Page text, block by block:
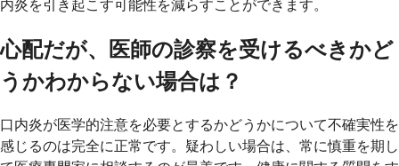
内炎を引き起こす可能性を減らすことができます。
心配だが、医師の診察を受けるべきかど
うかわからない場合は？
口内炎が医学的注意を必要とするかどうかについて不確実性を
感じるのは完全に正常です。疑わしい場合は、常に慎重を期し